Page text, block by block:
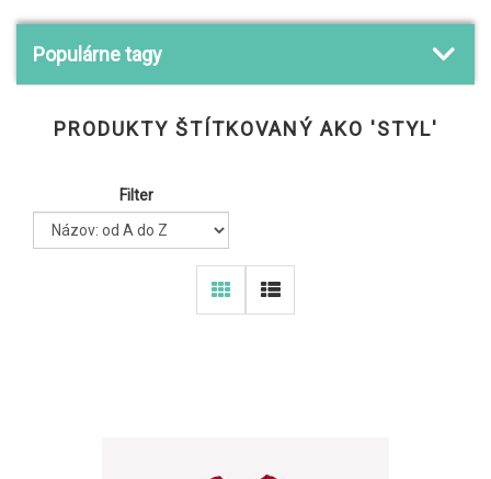
Populárne tagy
PRODUKTY ŠTÍTKOVANÝ AKO 'STYL'
Filter